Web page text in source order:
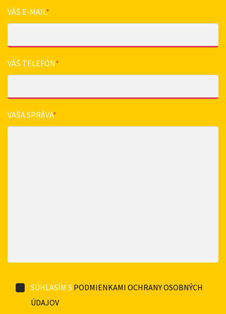
VÁŠ E-MAIL*
VÁŠ TELEFÓN*
VAŠA SPRÁVA*
SÚHLASÍM S PODMIENKAMI OCHRANY OSOBNÝCH
ÚDAJOV